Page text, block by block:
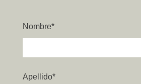
Nombre*
Apellido*